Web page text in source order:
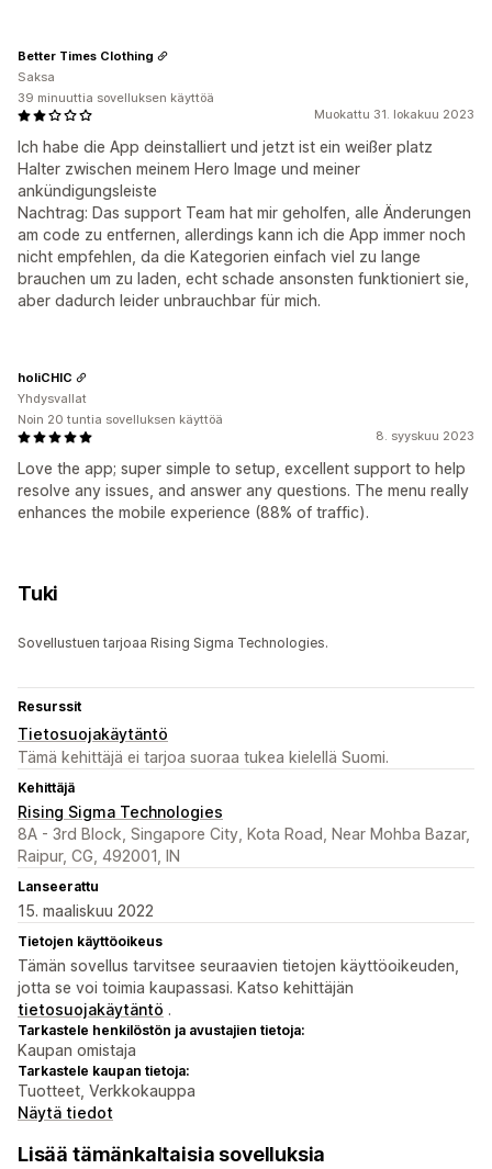
Muokattu 31. lokakuu 2023
Ich habe die App deinstalliert und jetzt ist ein weißer platz
Halter zwischen meinem Hero Image und meiner
ankündigungsleiste
Nachtrag: Das support Team hat mir geholfen, alle Änderungen
am code zu entfernen, allerdings kann ich die App immer noch
nicht empfehlen, da die Kategorien einfach viel zu lange
brauchen um zu laden, echt schade ansonsten funktioniert sie,
aber dadurch leider unbrauchbar für mich.
Better Times Clothing
Saksa
39 minuuttia sovelluksen käyttöä
8. syyskuu 2023
Love the app; super simple to setup, excellent support to help
resolve any issues, and answer any questions. The menu really
enhances the mobile experience (88% of traffic).
holiCHIC
Yhdysvallat
Noin 20 tuntia sovelluksen käyttöä
Tuki
Sovellustuen tarjoaa Rising Sigma Technologies.
Resurssit
Tietosuojakäytäntö
Tämä kehittäjä ei tarjoa suoraa tukea kielellä Suomi.
Kehittäjä
Rising Sigma Technologies
8A - 3rd Block, Singapore City, Kota Road, Near Mohba Bazar,
Raipur, CG, 492001, IN
Lanseerattu
15. maaliskuu 2022
Tietojen käyttöoikeus
Tämän sovellus tarvitsee seuraavien tietojen käyttöoikeuden,
jotta se voi toimia kaupassasi. Katso kehittäjän
tietosuojakäytäntö .
Tarkastele henkilöstön ja avustajien tietoja:
Kaupan omistaja
Tarkastele kaupan tietoja:
Tuotteet, Verkkokauppa
Näytä tiedot
Lisää tämänkaltaisia sovelluksia